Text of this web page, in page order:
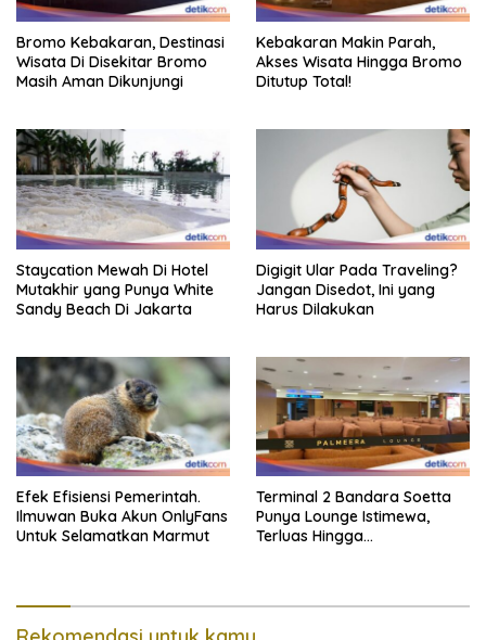
Bromo Kebakaran, Destinasi
Wisata Di Disekitar Bromo
Masih Aman Dikunjungi
Kebakaran Makin Parah,
Akses Wisata Hingga Bromo
Ditutup Total!
Staycation Mewah Di Hotel
Mutakhir yang Punya White
Sandy Beach Di Jakarta
Digigit Ular Pada Traveling?
Jangan Disedot, Ini yang
Harus Dilakukan
Efek Efisiensi Pemerintah.
Ilmuwan Buka Akun OnlyFans
Untuk Selamatkan Marmut
Terminal 2 Bandara Soetta
Punya Lounge Istimewa,
Terluas Hingga